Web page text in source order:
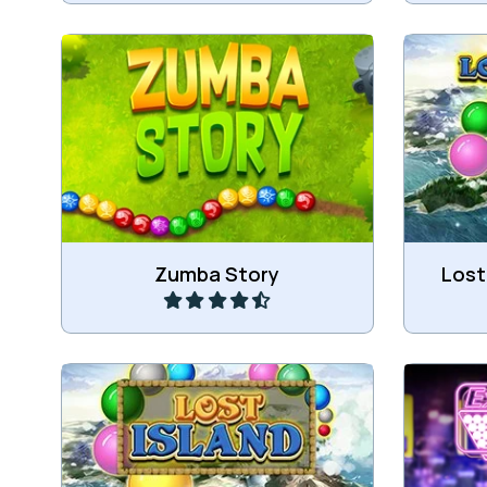
Zumba Story
Verwijder alle ballen uit de ketting.
Speel
Schiet
rij
Schiet de gekleurde knikkers in de
rij van knikkers en verbind 3 of